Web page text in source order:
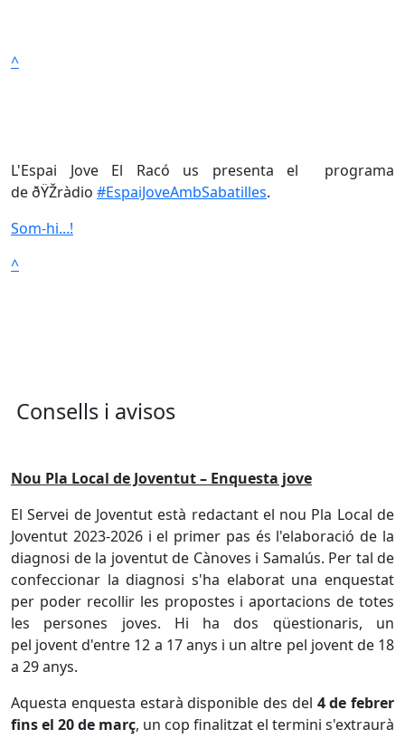
^
L'Espai Jove El Racó us presenta el programa
de ðŸŽràdio #EspaiJoveAmbSabatilles.
Som-hi...!
^
Consells i avisos
Nou Pla Local de Joventut – Enquesta jove
El Servei de Joventut està redactant el nou Pla Local de
Joventut 2023-2026 i el primer pas és l'elaboració de la
diagnosi de la joventut de Cànoves i Samalús. Per tal de
confeccionar la diagnosi s'ha elaborat una enquestat
per poder recollir les propostes i aportacions de totes
les persones joves. Hi ha dos qüestionaris, un
pel jovent d'entre 12 a 17 anys i un altre pel jovent de 18
a 29 anys.
Aquesta enquesta estarà disponible des del 4 de febrer
fins el 20 de març, un cop finalitzat el termini s'extraurà